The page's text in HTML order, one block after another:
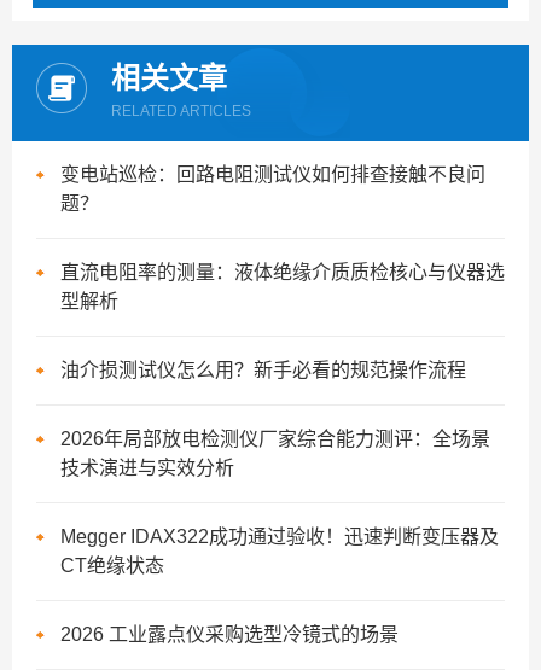
相关文章
RELATED ARTICLES
变电站巡检：回路电阻测试仪如何排查接触不良问
题？
直流电阻率的测量：液体绝缘介质质检核心与仪器选
型解析
油介损测试仪怎么用？新手必看的规范操作流程
2026年局部放电检测仪厂家综合能力测评：全场景
技术演进与实效分析
Megger IDAX322成功通过验收！迅速判断变压器及
CT绝缘状态
2026 工业露点仪采购选型冷镜式的场景